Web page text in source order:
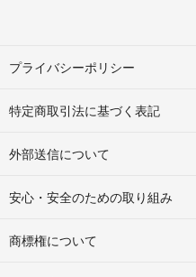
プライバシーポリシー
特定商取引法に基づく表記
外部送信について
安心・安全のための取り組み
商標権について